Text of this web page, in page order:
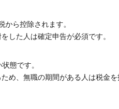
ら控除されます。
した人は確定申告が必須です。
態です。
め、無職の期間がある人は税金